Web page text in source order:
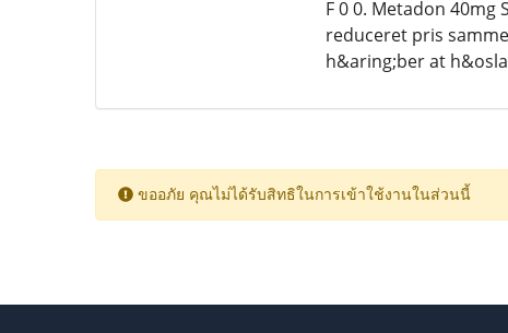
F 0 0. Metadon 40mg
reduceret pris
h&aring;ber at
ขออภัย คุณไม่ได้รับสิทธิในการเข้าใช้งานในส่วนนี้